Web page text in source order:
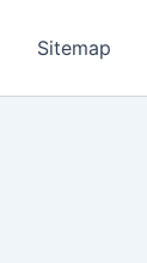
Sitemap